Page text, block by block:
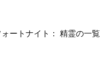
ォートナイト： 精霊の一覧